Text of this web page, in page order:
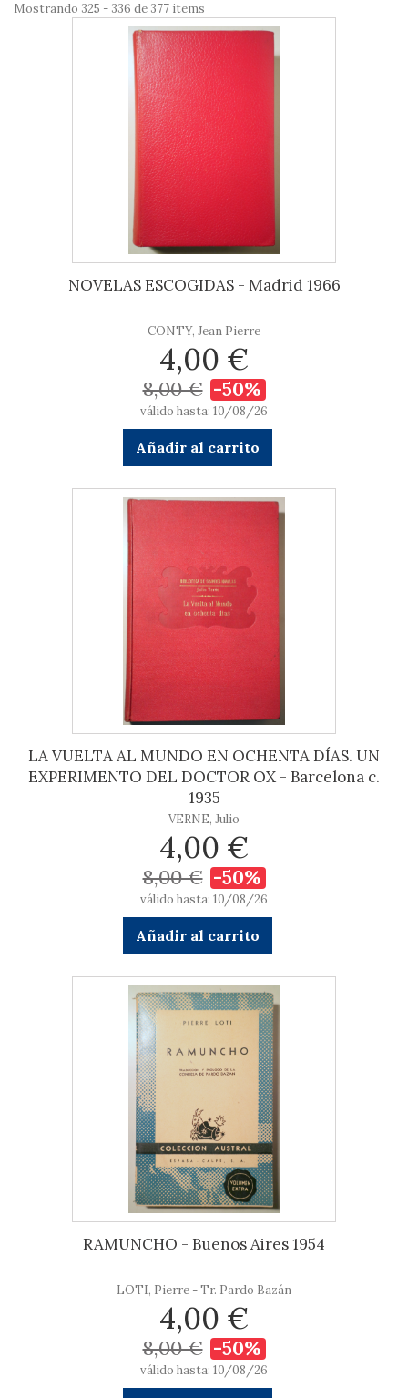
Mostrando 325 - 336 de 377 items
NOVELAS ESCOGIDAS - Madrid 1966
CONTY, Jean Pierre
4,00 €
8,00 € -50%
válido hasta: 10/08/26
Añadir al carrito
LA VUELTA AL MUNDO EN OCHENTA DÍAS. UN
EXPERIMENTO DEL DOCTOR OX - Barcelona c.
1935
VERNE, Julio
4,00 €
8,00 € -50%
válido hasta: 10/08/26
Añadir al carrito
RAMUNCHO - Buenos Aires 1954
LOTI, Pierre - Tr. Pardo Bazán
4,00 €
8,00 € -50%
válido hasta: 10/08/26